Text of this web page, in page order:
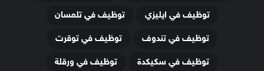
توظيف في ايليزي
توظيف في تلمسان
توظيف في تندوف
توظيف في توقرت
توظيف في سكيكدة
توظيف في ورقلة